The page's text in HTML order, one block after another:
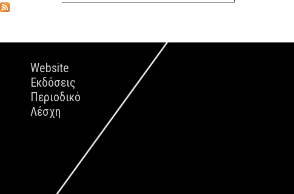
Website
Εκδόσεις
Περιοδικό
Λέσχη